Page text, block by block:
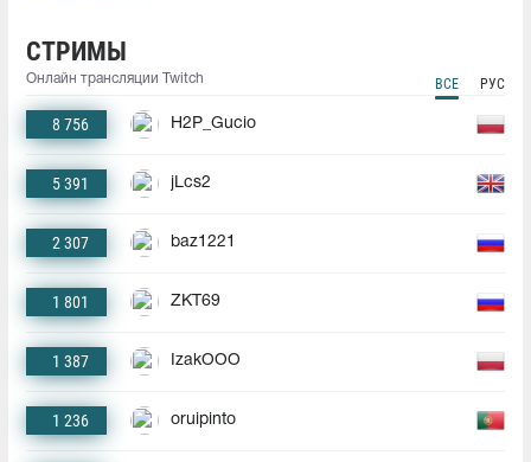
СТРИМЫ
Онлайн трансляции Twitch ВСЕ РУС
8 756 H2P_Gucio
5 391 jLcs2
2 307 baz1221
1 801 ZKT69
1 387 IzakOOO
1 236 oruipinto